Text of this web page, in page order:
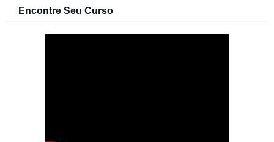
Encontre Seu Curso